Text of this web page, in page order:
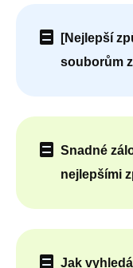
[Nejlepší
souborům
Snadné
nejlepšími
Jak